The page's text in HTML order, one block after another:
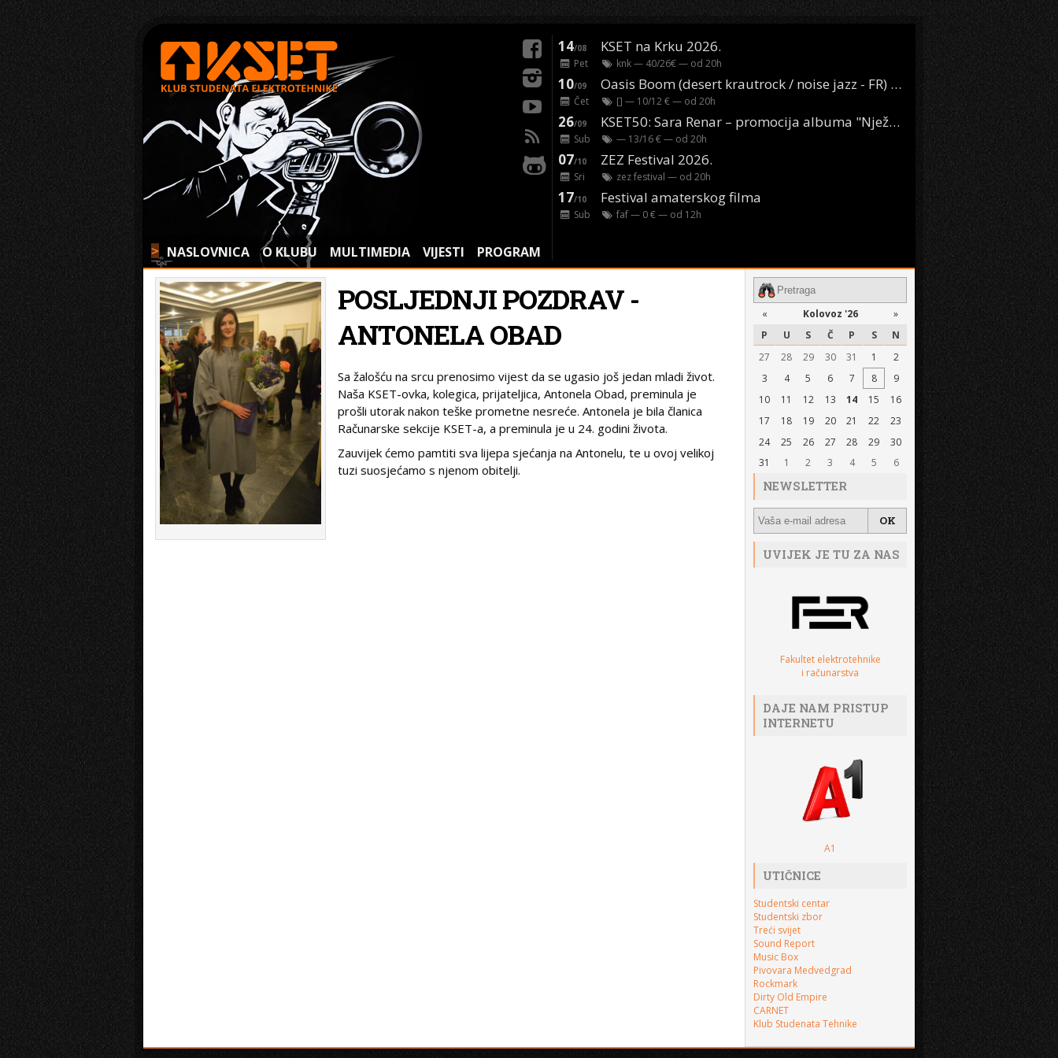
> NASLOVNICA O KLUBU MULTIMEDIA VIJESTI PROGRAM
14/08 KSET na Krku 2026.
Pet knk— 40/26€ — od 20h
10/09 Oasis Boom (desert krautrock / noise jazz - FR) @ KONTEJNER
Čet [] — 10/12 € — od 20h
26/09 KSET50: Sara Renar – promocija albuma "Nježne riječi" @ Močvara
Sub — 13/16 € — od 20h
07/10 ZEZ Festival 2026.
Sri zez festival — od 20h
17/10 Festival amaterskog filma
Sub faf— 0 € — od 12h
POSLJEDNJI POZDRAV -
ANTONELA OBAD
Sa žalošću na srcu prenosimo vijest da se ugasio još jedan mladi život.
Naša KSET-ovka, kolegica, prijateljica, Antonela Obad, preminula je
prošli utorak nakon teške prometne nesreće. Antonela je bila članica
Računarske sekcije KSET-a, a preminula je u 24. godini života.
Zauvijek ćemo pamtiti sva lijepa sjećanja na Antonelu, te u ovoj velikoj
tuzi suosjećamo s njenom obitelji.
« Kolovoz '26
»
P
U S Č P S
N
27
28 29 30 31 1
2
3
4 5 6 7 8
9
10
11 12 13 14 15
16
17
18 19 20 21 22
23
24
25 26 27 28 29
30
31
1 2 3 4 5 6
NEWSLETTER
UVIJEK JE TU ZA NAS
Fakultet elektrotehnike
i računarstva
DAJE NAM PRISTUP
INTERNETU
A1
UTIČNICE
Studentski centar
Studentski zbor
Treći svijet
Sound Report
Music Box
Pivovara Medvedgrad
Rockmark
Dirty Old Empire
CARNET
Klub Studenata Tehnike